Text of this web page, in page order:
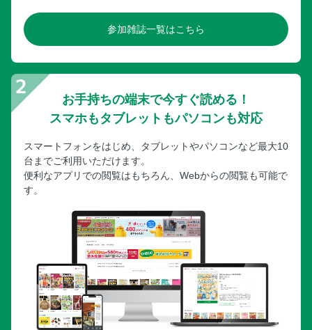
参加雑誌一覧はこちら
お手持ちの端末で今すぐ読める！
スマホもタブレットもパソコンも対応
スマートフォンをはじめ、タブレットやパソコンなど最大10
台までご利用いただけます。
便利なアプリでの閲覧はもちろん、Webからの閲覧も可能で
す。